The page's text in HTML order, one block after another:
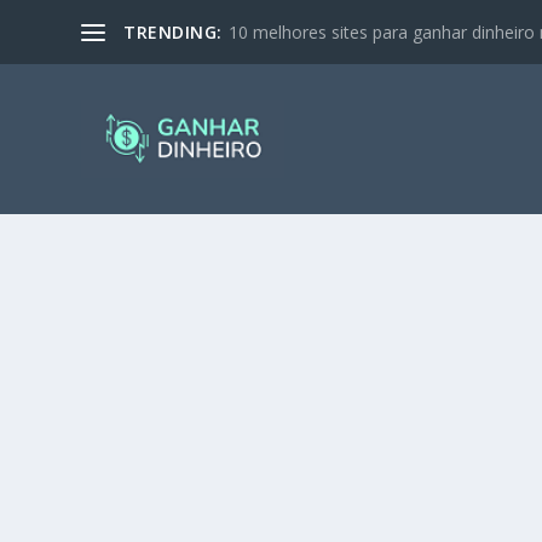
TRENDING: 10 melhores sites para ganhar dinheiro